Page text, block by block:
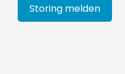
Storing melden